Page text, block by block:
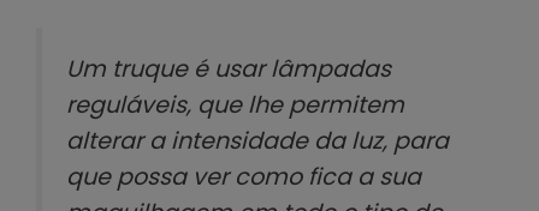
Um truque é usar lâmpadas
reguláveis, que lhe permitem
alterar a intensidade da luz, para
que possa ver como fica a sua